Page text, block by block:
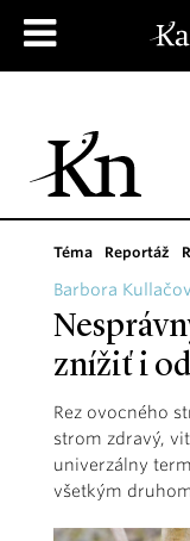
Téma Reportáž
Barbora
znížiť i
Rez ovocného
strom zdravý,
univerzálny
všetkým